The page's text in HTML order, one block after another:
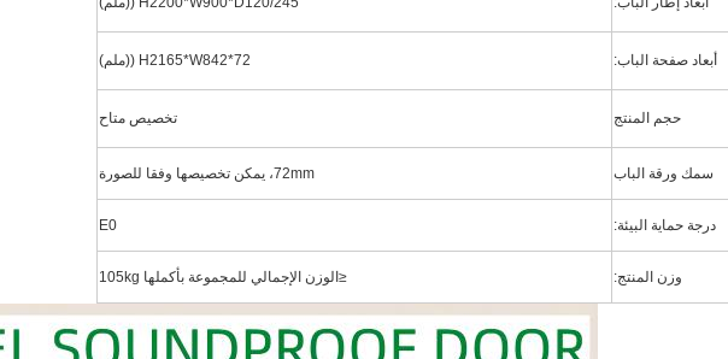
أبعاد صفحة الباب: H2165*W842*72 ((ملم)
حجم المنتج تخصيص متاح
سمك ورقة الباب 72mm، يمكن تخصيصها وفقا للصورة
درجة حماية البيئة: E0
وزن المنتج: ≤ الوزن الإجمالي للمجموعة بأكملها 105kg